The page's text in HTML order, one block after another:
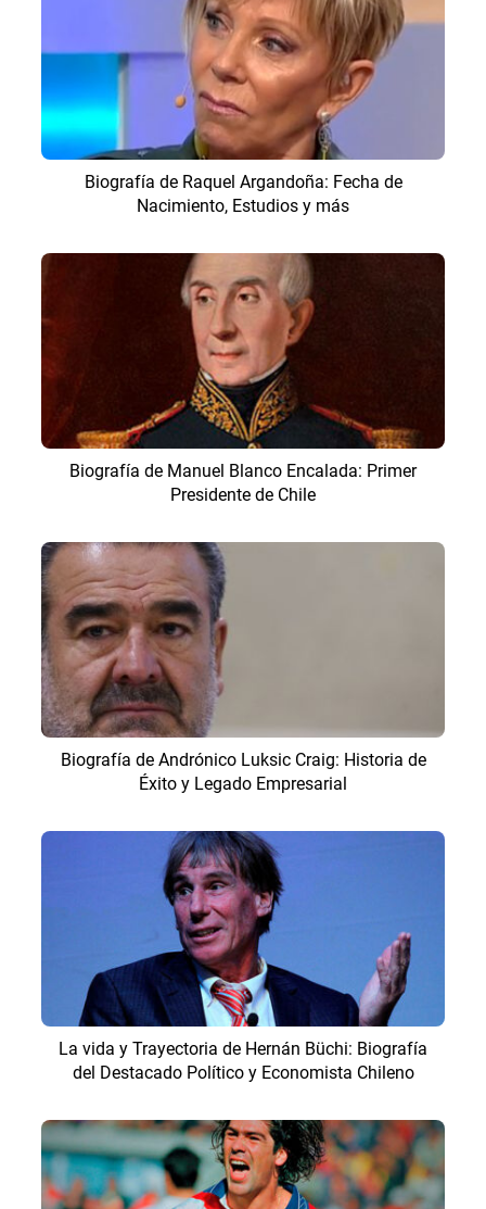
Biografía de Raquel Argandoña: Fecha de
Nacimiento, Estudios y más
Biografía de Manuel Blanco Encalada: Primer
Presidente de Chile
Biografía de Andrónico Luksic Craig: Historia de
Éxito y Legado Empresarial
La vida y Trayectoria de Hernán Büchi: Biografía
del Destacado Político y Economista Chileno